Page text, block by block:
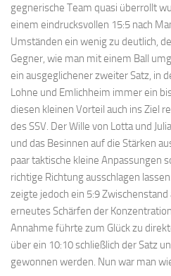
gegnerische Team quasi überrollt
einem eindrucksvollen 15:5 nach
Umständen ein wenig zu deutlich,
Gegner, wie man mit einem Ball
ein ausgeglichener zweiter Satz, in
Lohne und Emlichheim immer ein
diesen kleinen Vorteil auch ins Ziel
des SSV. Der Wille von Lotta und
und das Besinnen auf die Stärken
paar taktische kleine Anpassungen
richtige Richtung ausschlagen
zeigte jedoch ein 5:9
erneutes Schärfen der
Annahme führte zum Glück zu
über ein 10:10 schließlich der Satz
gewonnen werden. Nun war man